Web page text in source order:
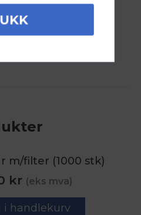
til injeksjon.
farger for å
m/filter (1000 stk)
kr (eks mva)
i handlekurv